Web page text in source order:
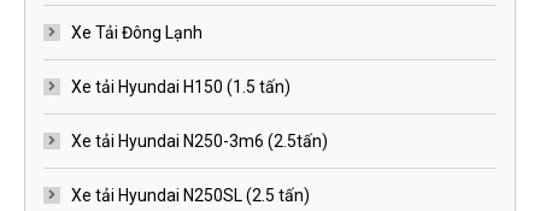
Xe Tải Đông Lạnh
Xe tải Hyundai H150 (1.5 tấn)
Xe tải Hyundai N250-3m6 (2.5tấn)
Xe tải Hyundai N250SL (2.5 tấn)